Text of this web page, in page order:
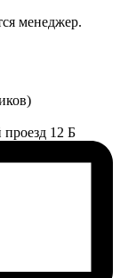
менеджер.
проезд 12 Б